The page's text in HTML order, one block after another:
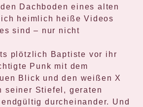
Dachboden eines alten
heimlich heiße Videos
sind – nur nicht
plötzlich
Baptiste vor ihr
Punk mit dem
Blick und den weißen X
seiner Stiefel, geraten
durcheinander. Und